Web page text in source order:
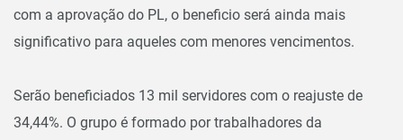
com a aprovação do PL, o beneficio será ainda mais
significativo para aqueles com menores vencimentos.
Serão beneficiados 13 mil servidores com o reajuste de
34,44%. O grupo é formado por trabalhadores da